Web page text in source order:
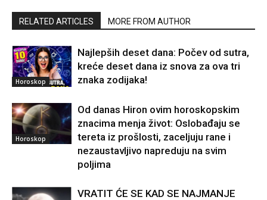
RELATED ARTICLES MORE FROM AUTHOR
Horoskop
Najlepših deset dana: Počev od sutra,
kreće deset dana iz snova za ova tri
znaka zodijaka!
Horoskop
Od danas Hiron ovim horoskopskim
znacima menja život: Oslobađaju se
tereta iz prošlosti, zaceljuju rane i
nezaustavljivo napreduju na svim
poljima
VRATIT ĆE SE KAD SE NAJMANJE